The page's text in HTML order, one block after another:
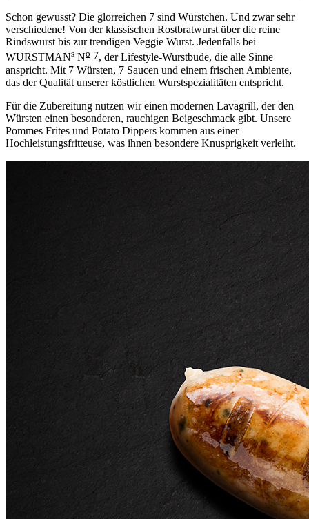
Schon gewusst? Die glorreichen 7 sind Würstchen. Und zwar sehr
verschiedene! Von der klassischen Rostbratwurst über die reine
Rindswurst bis zur trendigen Veggie Wurst. Jedenfalls bei
WURSTMANs No 7, der Lifestyle-Wurstbude, die alle Sinne
anspricht. Mit 7 Würsten, 7 Saucen und einem frischen Ambiente,
das der Qualität unserer köstlichen Wurstspezialitäten entspricht.
Für die Zubereitung nutzen wir einen modernen Lavagrill, der den
Würsten einen besonderen, rauchigen Beigeschmack gibt. Unsere
Pommes Frites und Potato Dippers kommen aus einer
Hochleistungsfritteuse, was ihnen besondere Knusprigkeit verleiht.